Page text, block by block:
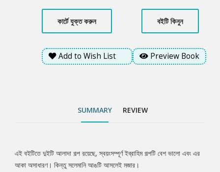
কার্টে যুক্ত করুন বইটি কিনুন
Add to Wish List Preview Book
SUMMARY REVIEW
Tab
এই বইটিতে দুইটি আলাদা গল্প রয়েছে, স্বয়ংসম্পূর্ণ ইব্রাহিম গল্পটি বেশ ভালো এবং এর
আকা অসাধারণ। কিন্তু সলেমানি আঙটি আসলেই মজার।